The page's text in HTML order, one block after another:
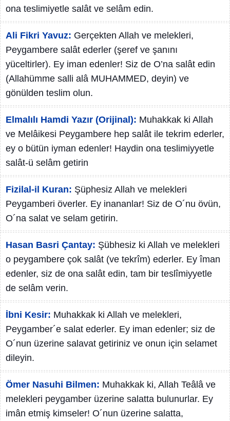
ona teslimiyetle salât ve selâm edin.
Ali Fikri Yavuz: Gerçekten Allah ve melekleri,
Peygambere salât ederler (şeref ve şanını
yüceltirler). Ey iman edenler! Siz de O’na salât edin
(Allahümme salli alâ MUHAMMED, deyin) ve
gönülden teslim olun.
Elmalılı Hamdi Yazır (Orijinal): Muhakkak ki Allah
ve Melâikesi Peygambere hep salât ile tekrim ederler,
ey o bütün iyman edenler! Haydin ona teslimiyyetle
salât-ü selâm getirin
Fizilal-il Kuran: Şüphesiz Allah ve melekleri
Peygamberi överler. Ey inananlar! Siz de O´nu övün,
O´na salat ve selam getirin.
Hasan Basri Çantay: Şübhesiz ki Allah ve melekleri
o peygambere çok salât (ve tekrîm) ederler. Ey îman
edenler, siz de ona salât edin, tam bir teslîmiyyetle
de selâm verin.
İbni Kesir: Muhakkak ki Allah ve melekleri,
Peygamber´e salat ederler. Ey iman edenler; siz de
O´nun üzerine salavat getiriniz ve onun için selamet
dileyin.
Ömer Nasuhi Bilmen: Muhakkak ki, Allah Teâlâ ve
melekleri peygamber üzerine salatta bulunurlar. Ey
imân etmiş kimseler! O´nun üzerine salatta,